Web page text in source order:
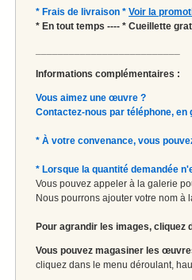
* Frais de livraison * Voir la
* En tout temps ---- * Cueillette
Informations complémentaires :
Vous aimez une œuvre ?
Contactez-nous par téléphone,
* À votre convenance, vous
* Lorsque la quantité demandée
Vous pouvez appeler à la galerie
Nous pourrons ajouter votre nom à
Pour agrandir les images, cliquez
Vous pouvez magasiner les
cliquez dans le menu déroulant,